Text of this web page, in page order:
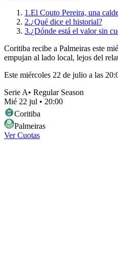
1.El Couto Pereira, una
2.¿Qué dice el historial?
3.¿Dónde está el valor sin
Coritiba recibe a Palmeiras este
empujan al lado local, lejos del
Este miércoles 22 de julio a las
Serie A• Regular Season
Mié 22 jul • 20:00
Coritiba
Palmeiras
Ver Cuotas